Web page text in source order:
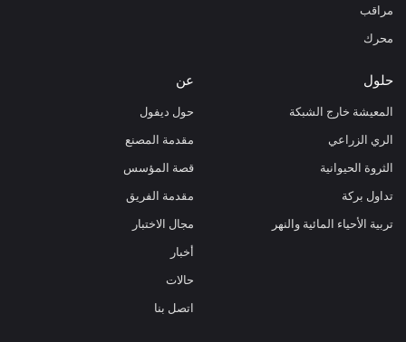
مراقب
محرك
حلول
المعيشة خارج الشبكة
الري الزراعي
الثروة الحيوانية
تداول بركة
تربية الأحياء المائية والنهر
عن
حول ديفول
مقدمة المصنع
قصة المؤسس
مقدمة الفريق
مجال الاختبار
أخبار
حالات
اتصل بنا